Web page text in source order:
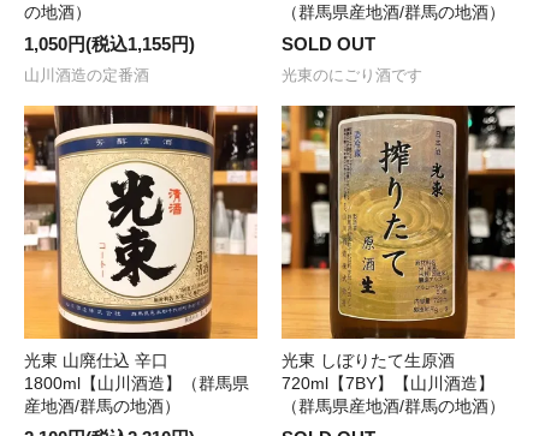
の地酒）
1,050円(税込1,155円)
山川酒造の定番酒
（群馬県産地酒/群馬の地酒）
SOLD OUT
光東のにごり酒です
光東 山廃仕込 辛口
1800ml【山川酒造】（群馬県
産地酒/群馬の地酒）
光東 しぼりたて生原酒
720ml【7BY】【山川酒造】
（群馬県産地酒/群馬の地酒）